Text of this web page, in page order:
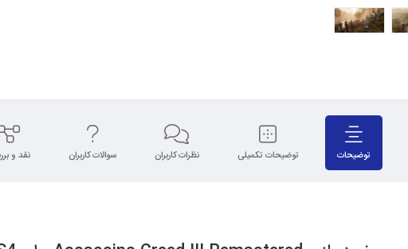
توضیحات توضیحات تکمیلی نظرات کاربران سوالات کاربران نقد و